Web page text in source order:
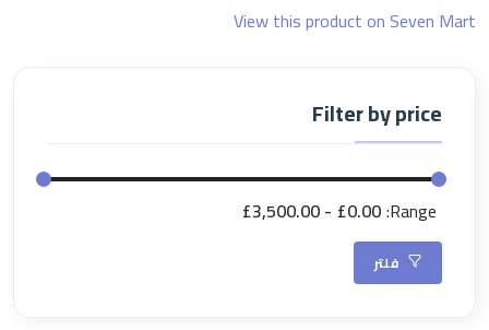
View this product on Seven Mart
Filter by price
Range:
£0.00
£3,500.00
فلتر